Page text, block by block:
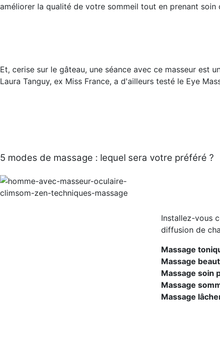
améliorer la qualité de votre sommeil tout en prenant
Et, cerise sur le gâteau, une séance avec ce masseur est
Laura Tanguy, ex Miss France, a d'ailleurs testé le Eye
5 modes de massage : lequel sera votre préféré ?
Installez-vous
diffusion de
Massage
Massage
Massage soin
Massage
Massage